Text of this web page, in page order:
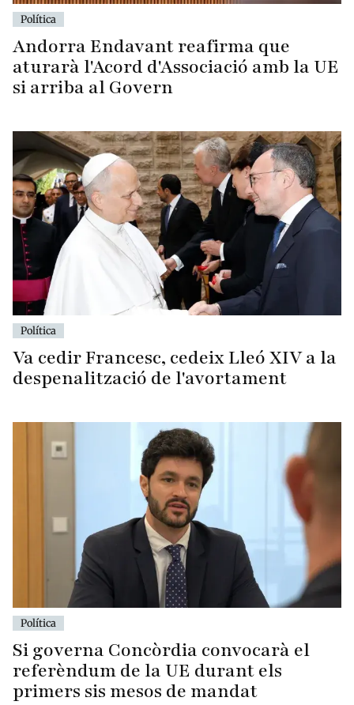
Política
Andorra Endavant reafirma que
aturarà l'Acord d'Associació amb la UE
si arriba al Govern
Política
Va cedir Francesc, cedeix Lleó XIV a la
despenalització de l'avortament
Política
Si governa Concòrdia convocarà el
referèndum de la UE durant els
primers sis mesos de mandat